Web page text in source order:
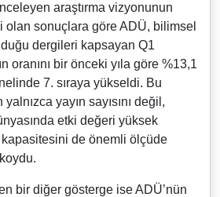
araştırma vizyonunun
olan sonuçlara göre ADÜ, bilimsel
dergileri kapsayan Q1
oranını bir önceki yıla göre %13,1
7. sıraya yükseldi. Bu
yayın sayısını değil,
etki değeri yüksek
kapasitesini de önemli ölçüde
bir diğer gösterge ise ADÜ’nün